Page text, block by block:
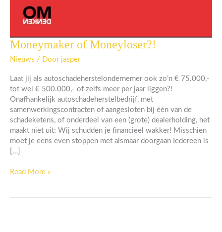
Moneymaker of Moneyloser?!
Nieuws / Door jasper
Laat jij als autoschadeherstelondernemer ook zo’n € 75.000,-
tot wel € 500.000,- of zelfs meer per jaar liggen?!
Onafhankelijk autoschadeherstelbedrijf, met
samenwerkingscontracten of aangesloten bij één van de
schadeketens, of onderdeel van een (grote) dealerholding, het
maakt niet uit: Wij schudden je financieel wakker! Misschien
moet je eens even stoppen met alsmaar doorgaan Iedereen is
[…]
Moneymaker
Moneyloser?!
Read More »